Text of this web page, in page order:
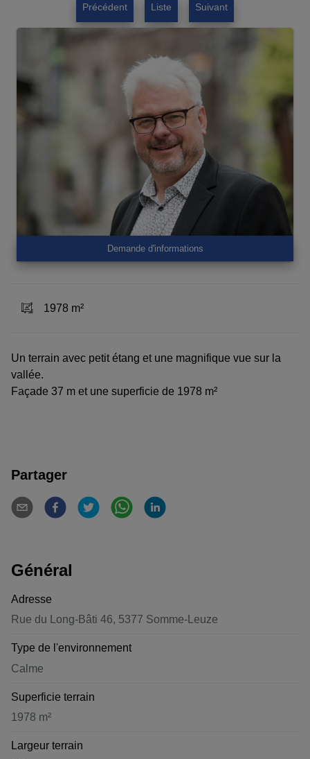
Précédent Liste Suivant
Demande d'informations
1978 m²
Un terrain avec petit étang et une magnifique vue sur la
vallée.
Façade 37 m et une superficie de 1978 m²
Partager
Général
Adresse
Rue du Long-Bâti 46, 5377 Somme-Leuze
Type de l'environnement
Calme
Superficie terrain
1978 m²
Largeur terrain